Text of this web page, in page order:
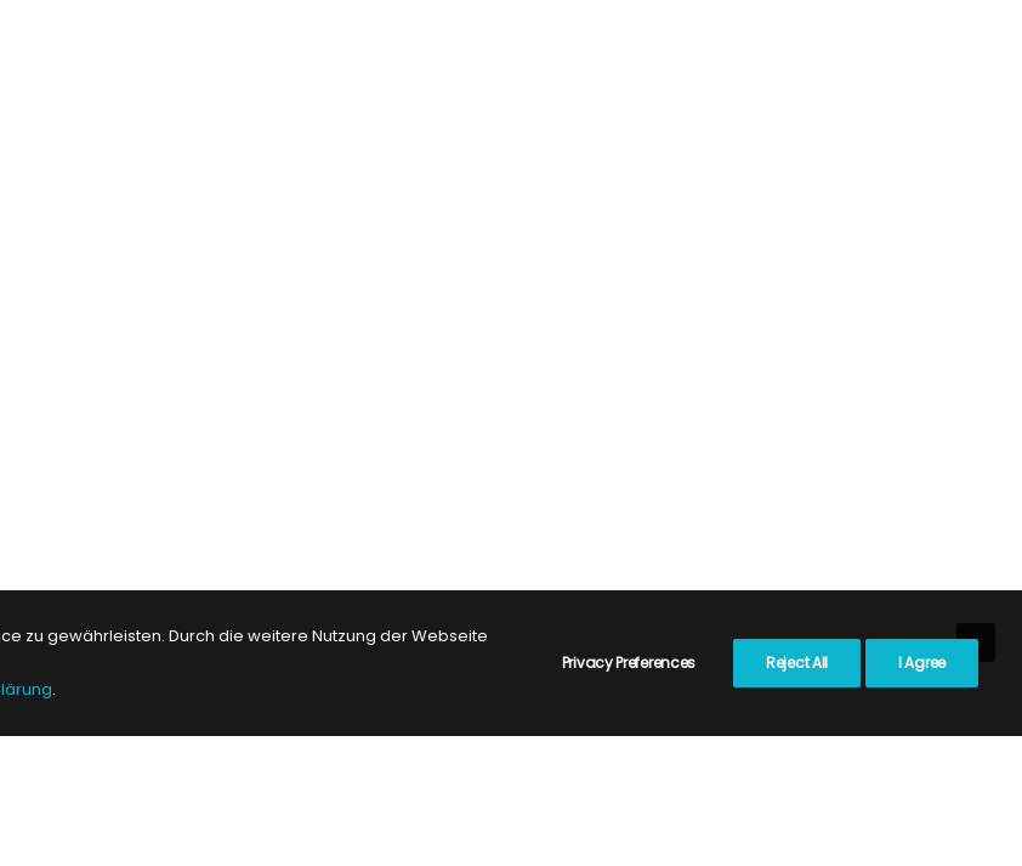
zu gewährleisten. Durch die weitere Nutzung der Webseite
.
Privacy Preferences Reject All I Agree